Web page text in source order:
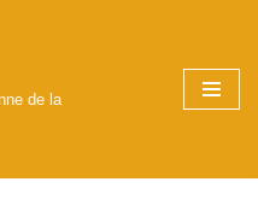
de la